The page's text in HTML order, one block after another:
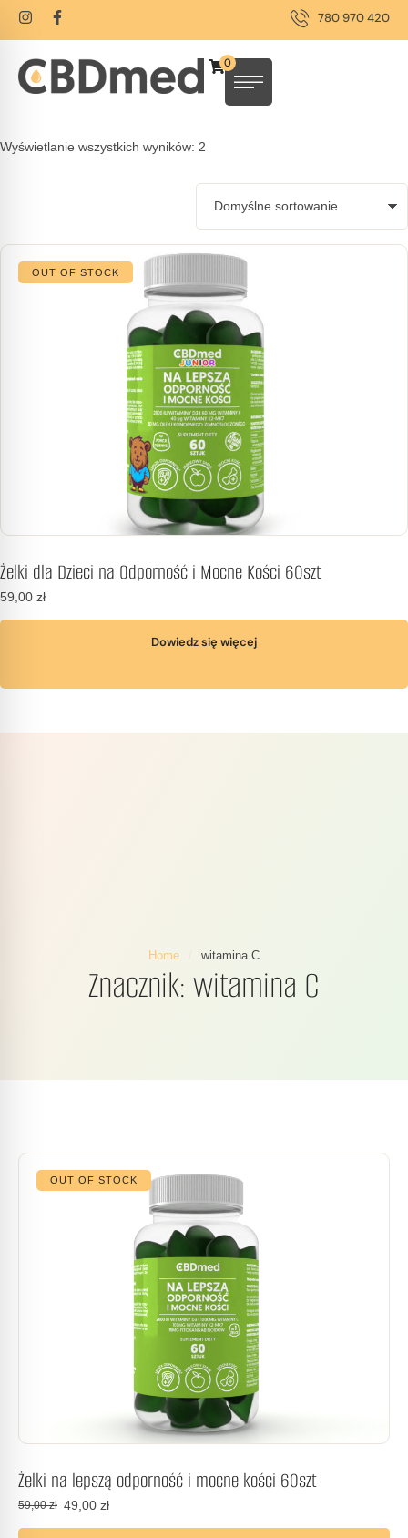
780 970 420
0
Wyświetlanie wszystkich wyników: 2
OUT OF STOCK
Żelki dla Dzieci na Odporność i Mocne Kości 60szt
59,00 zł
Dowiedz się więcej
Home witamina C
Znacznik:witamina C
OUT OF STOCK
Żelki na lepszą odporność i mocne kości 60szt
59,00zł 49,00 zł